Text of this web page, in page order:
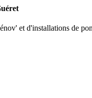
et d'installations de